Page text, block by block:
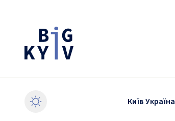
КиївУкраїна